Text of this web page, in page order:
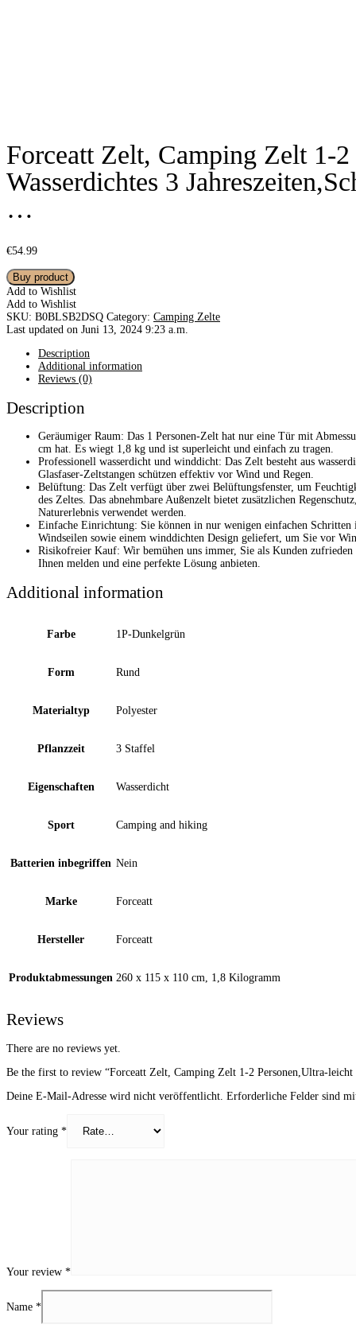
Forceatt Zelt, Camping Zelt 1-
Wasserdichtes 3
…
€54.99
Buy product
Add to Wishlist
Add to Wishlist
SKU: B0BLSB2DSQ Category: Camping Zelte
Last updated on Juni 13, 2024 9:23 a.m.
Description
Additional information
Reviews (0)
Description
Geräumiger Raum: Das 1 Personen-Zelt hat nur eine Tür mit
cm hat. Es wiegt 1,8 kg und ist superleicht und einfach zu tragen.
Professionell wasserdicht und winddicht: Das Zelt besteht aus
Glasfaser-Zeltstangen schützen effektiv vor Wind und Regen.
Belüftung: Das Zelt verfügt über zwei Belüftungsfenster, um
des Zeltes. Das abnehmbare Außenzelt bietet zusätzlichen
Naturerlebnis verwendet werden.
Einfache Einrichtung: Sie können in nur wenigen einfachen
Windseilen sowie einem winddichten Design geliefert, um Sie vor
Risikofreier Kauf: Wir bemühen uns immer, Sie als Kunden
Ihnen melden und eine perfekte Lösung anbieten.
Additional information
Farbe ‎1P-Dunkelgrün
Form ‎Rund
Materialtyp ‎Polyester
Pflanzzeit ‎3 Staffel
Eigenschaften ‎Wasserdicht
Sport ‎Camping and hiking
Batterien inbegriffen ‎Nein
Marke ‎Forceatt
Hersteller ‎Forceatt
Produktabmessungen ‎260 x 115 x 110 cm, 1,8 Kilogramm
Reviews
There are no reviews yet.
Be the first to review “Forceatt Zelt, Camping Zelt 1-2 Personen,Ultra-
Deine E-Mail-Adresse wird nicht veröffentlicht. Erforderliche Felder sind
Your rating *
Your review *
Name *